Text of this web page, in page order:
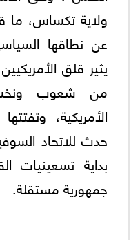
ولاية تكساس، ما
عن نطاقها
يثير قلق
من شعوب ونخب
الأمريكية،
حدث للاتحاد
جمهورية مستقلة.